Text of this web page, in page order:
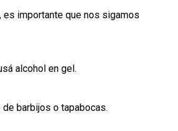
es importante que nos sigamos
alcohol en gel.
barbijos o tapabocas.